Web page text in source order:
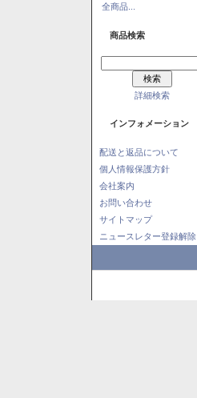
全商品...
商品検索
詳細検索
インフォメーション
配送と返品について
個人情報保護方針
会社案内
お問い合わせ
サイトマップ
ニュースレター登録解除